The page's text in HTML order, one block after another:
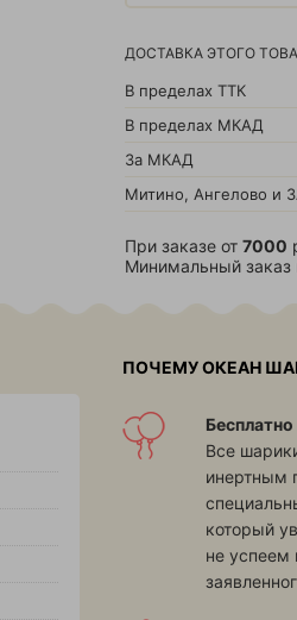
ДОСТАВКА ЭТОГО
В пределах ТТК
В пределах МКАД
За МКАД
Митино, Ангелово и
При заказе от 7000
Минимальный заказ
ПОЧЕМУ ОКЕАН
Все
инертным
который
не успеем